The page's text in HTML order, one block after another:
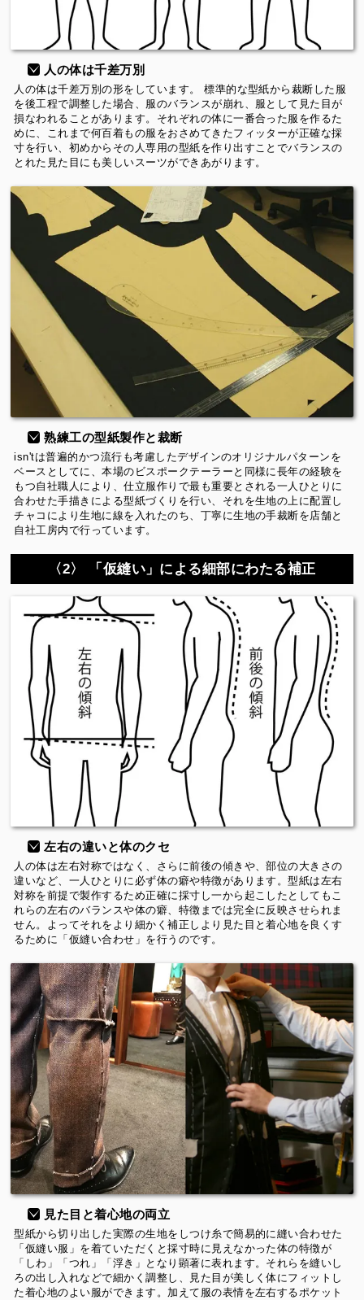
人の体は千差万別
人の体は千差万別の形をしています。 標準的な型紙から裁断した服
を後工程で調整した場合、服のバランスが崩れ、服として見た目が
損なわれることがあります。それぞれの体に一番合った服を作るた
めに、これまで何百着もの服をおさめてきたフィッターが正確な採
寸を行い、初めからその人専用の型紙を作り出すことでバランスの
とれた見た目にも美しいスーツができあがります。
熟練工の型紙製作と裁断
isn'tは普遍的かつ流行も考慮したデザインのオリジナルパターンを
ベースとしてに、本場のビスポークテーラーと同様に長年の経験を
もつ自社職人により、仕立服作りで最も重要とされる一人ひとりに
合わせた手描きによる型紙づくりを行い、それを生地の上に配置し
チャコにより生地に線を入れたのち、丁寧に生地の手裁断を店舗と
自社工房内で行っています。
〈2〉 「仮縫い」による細部にわたる補正
左右の違いと体のクセ
人の体は左右対称ではなく、さらに前後の傾きや、部位の大きさの
違いなど、一人ひとりに必ず体の癖や特徴があります。型紙は左右
対称を前提で製作するため正確に採寸し一から起こしたとしてもこ
れらの左右のバランスや体の癖、特徴までは完全に反映させられま
せん。よってそれをより細かく補正しより見た目と着心地を良くす
るために「仮縫い合わせ」を行うのです。
見た目と着心地の両立
型紙から切り出した実際の生地をしつけ糸で簡易的に縫い合わせた
「仮縫い服」を着ていただくと採寸時に見えなかった体の特徴が
「しわ」「つれ」「浮き」となり顕著に表れます。それらを縫いし
ろの出し入れなどで細かく調整し、見た目が美しく体にフィットし
た着心地のよい服ができます。加えて服の表情を左右するポケット